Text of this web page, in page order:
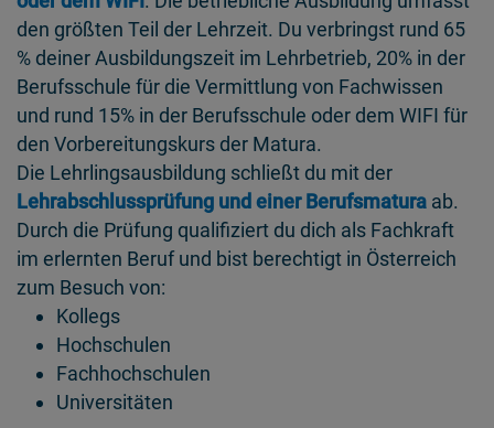
den größten Teil der Lehrzeit. Du verbringst rund 65
% deiner Ausbildungszeit im Lehrbetrieb, 20% in der
Berufsschule für die Vermittlung von Fachwissen
und rund 15% in der Berufsschule oder dem WIFI für
den Vorbereitungskurs der Matura.
Die Lehrlingsausbildung schließt du mit der
Lehrabschlussprüfung und einer Berufsmatura ab.
Durch die Prüfung qualifiziert du dich als Fachkraft
im erlernten Beruf und bist berechtigt in Österreich
zum Besuch von:
Kollegs
Hochschulen
Fachhochschulen
Universitäten